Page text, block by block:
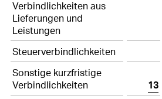
Verbindlichkeiten aus
Lieferungen und
Leistungen
Steuerverbindlichkeiten
Sonstige kurzfristige
Verbindlichkeiten
13